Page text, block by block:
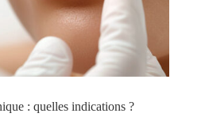
: quelles indications ?